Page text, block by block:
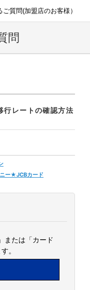
ご質問(加盟店のお客様）
問
レートの確認方法
ー★JCBカード
または「カード
。